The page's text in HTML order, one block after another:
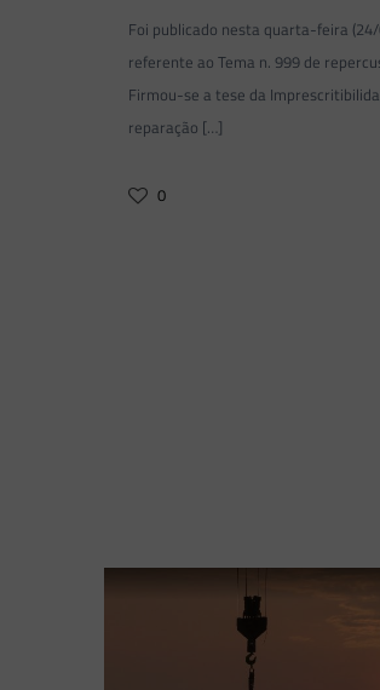
Foi publicado nesta quarta-feira
referente ao Tema n. 999 de
Firmou-se a tese da
reparação […]
0